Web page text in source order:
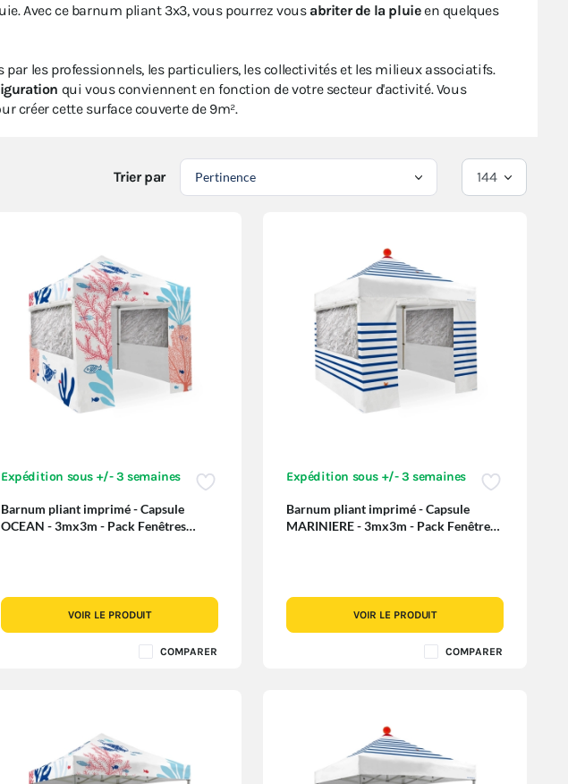
Avec ce barnum pliant 3x3, vous pourrez vous abriter de la pluieen quelques
les professionnels, les particuliers, les collectivités et les milieux associatifs.
qui vous conviennent en fonction de votre secteur d'activité. Vous
créer cette surface couverte de 9m².
Trier par
Expédition sous +/- 3 semaines
Barnum pliant imprimé - Capsule
OCEAN - 3mx3m - Pack Fenêtres
VOIR LE PRODUIT
COMPARER
Expédition sous +/- 3 semaines
Barnum pliant imprimé - Capsule
MARINIERE - 3mx3m - Pack Fenêtres
VOIR LE PRODUIT
COMPARER